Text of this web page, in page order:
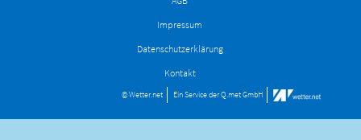
Impressum
Datenschutzerklärung
Kontakt
© Wetter.net Ein Service derQ.met GmbH